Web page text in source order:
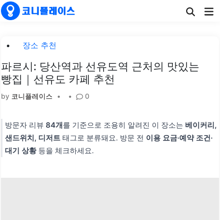
Skip
to
Posted장소 추천
파르시: 당산역과 선유도역 근처의 맛있는
빵집｜선유도 카페 추천
by 코니플레이스 • • 0
방문자 리뷰 84개를 기준으로 조용히 알려진 이 장소는 베이커리,
샌드위치, 디저트 태그로 분류돼요. 방문 전 이용 요금·예약 조건·
대기 상황등을 체크하세요.